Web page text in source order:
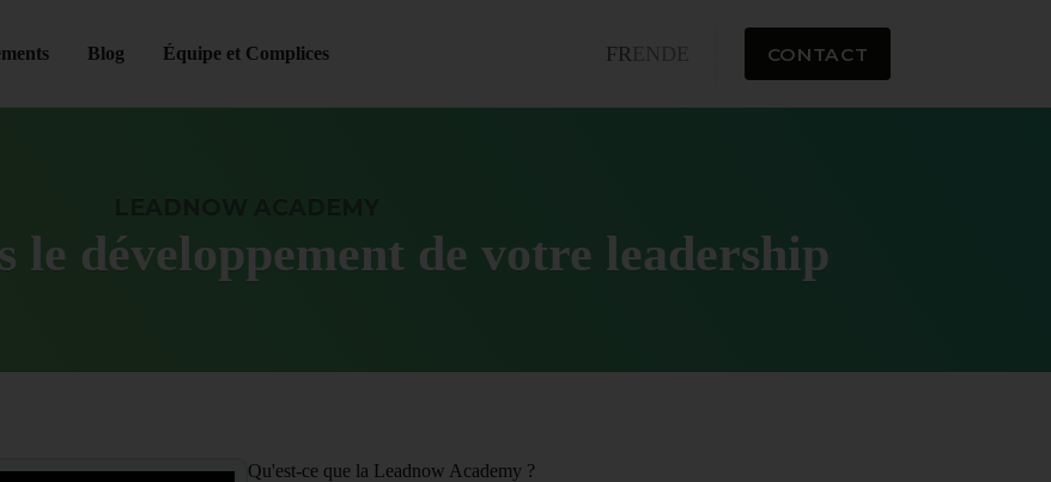
Blog Équipe et Complices FR CONTACT
le développement de votre leadership
Qu'est-ce que la Leadnow Academy ?